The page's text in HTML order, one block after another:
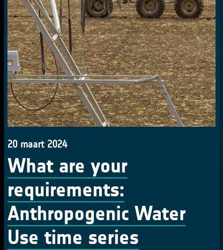
20 maart 2024
What are your
requirements:
Anthropogenic Water
Use time series